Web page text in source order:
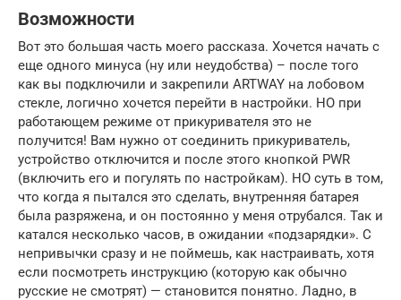
Возможности
Вот это большая часть моего рассказа. Хочется начать с
еще одного минуса (ну или неудобства) – после того
как вы подключили и закрепили ARTWAY на лобовом
стекле, логично хочется перейти в настройки. НО при
работающем режиме от прикуривателя это не
получится! Вам нужно от соединить прикуриватель,
устройство отключится и после этого кнопкой PWR
(включить его и погулять по настройкам). НО суть в том,
что когда я пытался это сделать, внутренняя батарея
была разряжена, и он постоянно у меня отрубался. Так и
катался несколько часов, в ожидании «подзарядки». С
непривычки сразу и не поймешь, как настраивать, хотя
если посмотреть инструкцию (которую как обычно
русские не смотрят) — становится понятно. Ладно, в